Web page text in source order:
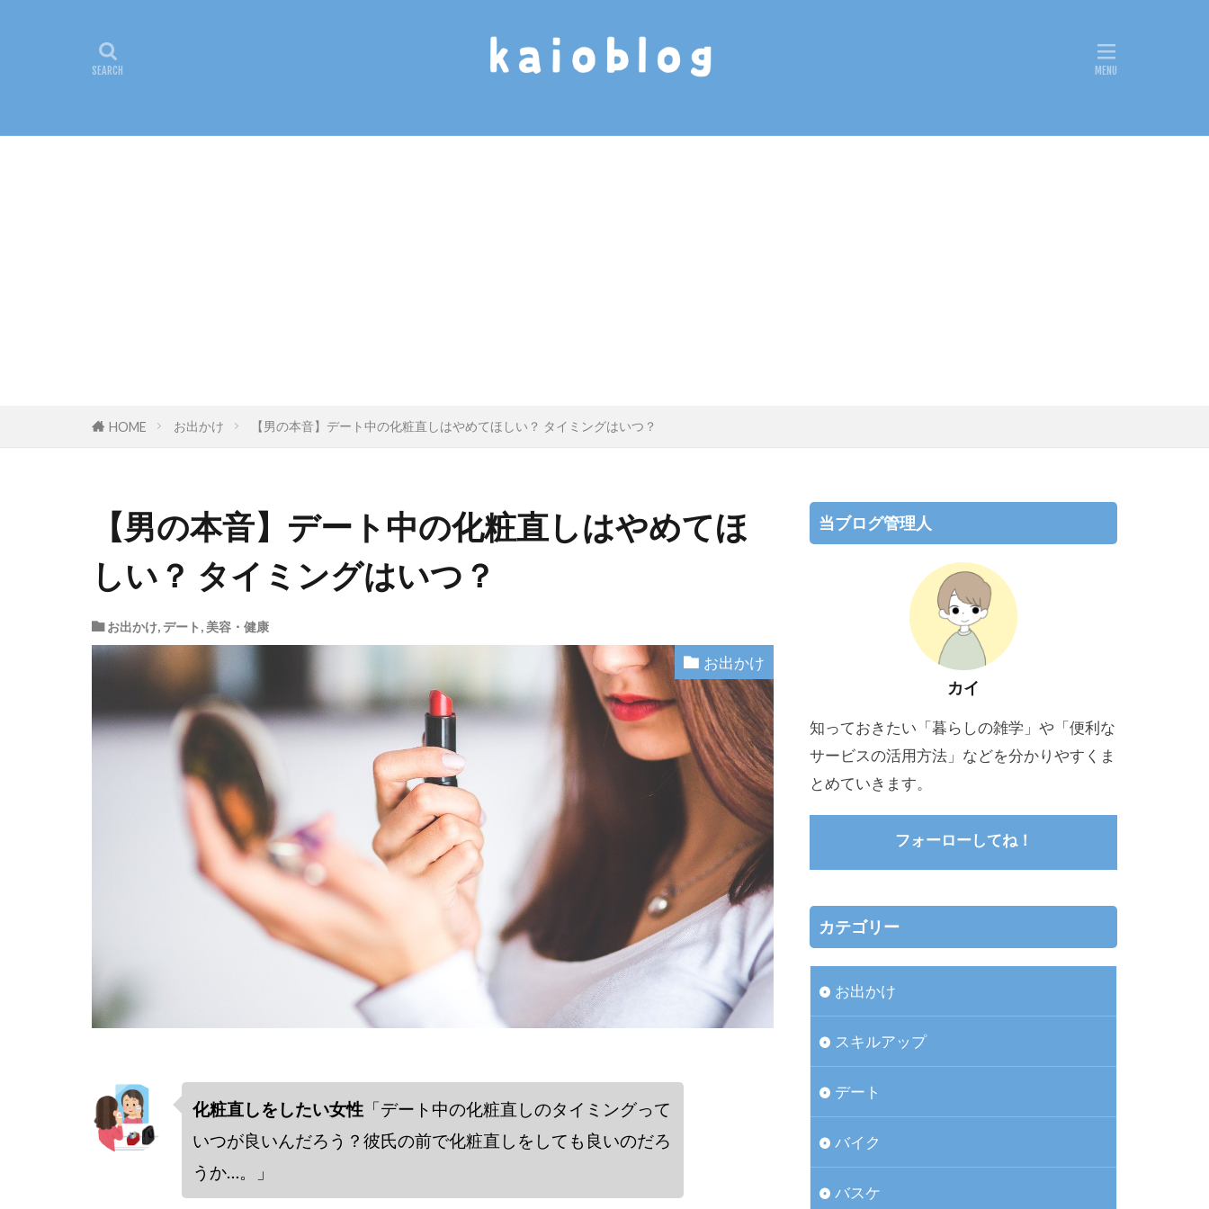
HOME お出かけ 【男の本音】デート中の化粧直しはやめてほしい？ タイミングはいつ？
【男の本音】デート中の化粧直しはやめてほ
しい？ タイミングはいつ？
お出かけ, デート ,美容・健康
お出かけ
化粧直しをしたい女性 「デート中の化粧直しのタイミングって
いつが良いんだろう？彼氏の前で化粧直しをしても良いのだろ
うか…。」
当ブログ管理人
カイ
知っておきたい「暮らしの雑学」や「便利な
サービスの活用方法」などを分かりやすくま
とめていきます。
フォーローしてね！
カテゴリー
お出かけ
スキルアップ
デート
バイク
バスケ